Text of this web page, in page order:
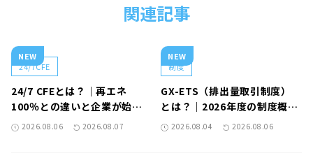
関連記事
NEW
24/7CFE
24/7 CFEとは？｜再エネ
100％との違いと企業が始め
る5つの実務
2026.08.06 2026.08.07
NEW
制度
GX-ETS（排出量取引制度）
とは？｜2026年度の制度概要
と対象企業が進めるべき対応
2026.08.04 2026.08.06